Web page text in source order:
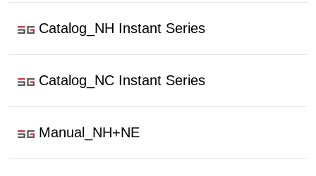
Catalog_NH Instant Series
Catalog_NC Instant Series
Manual_NH+NE